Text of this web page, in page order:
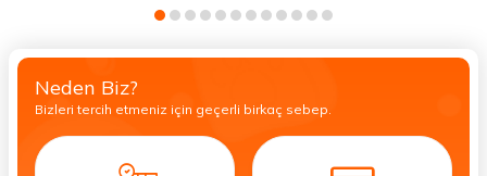
Neden Biz?
Bizleri tercih etmeniz için geçerli birkaç sebep.